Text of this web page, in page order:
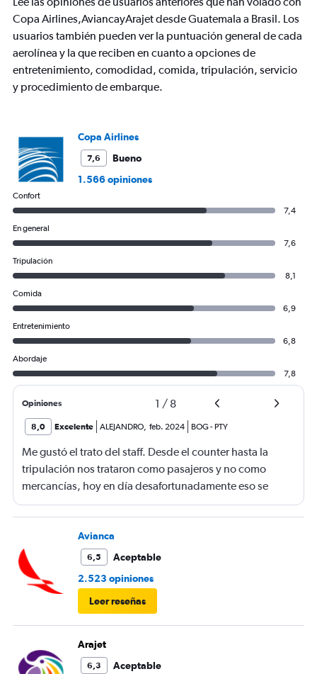
1
Y
axis
displaying
Range:
Copa Airlines,AviancayArajet desde Guatemala a Brasil. Los
usuarios también pueden ver la puntuación general de cada
aerolínea y la que reciben en cuanto a opciones de
entretenimiento, comodidad, comida, tripulación, servicio
y procedimiento de embarque.
Copa Airlines
7,6
Bueno
1.566 opiniones
Confort
7,4
En general
7,6
Tripulación
8,1
Comida
6,9
Entretenimiento
6,8
Abordaje
7,8
Opiniones 1 / 8
8,0 Excelente ALEJANDRO, feb. 2024 BOG- PTY
Me gustó el trato del staff. Desde el counter hasta la
tripulación nos trataron como pasajeros y no como
mercancías, hoy en día desafortunadamente eso se
debe resaltar en una aerolínea, esa es ahora la diferencia
de viajar o no en una aerolínea low-cost. Por mejorar la
comida, solo paquetes que no aportan nada.
Avianca
6,5
Aceptable
2.523 opiniones
Leer reseñas
Arajet
6,3 Aceptable